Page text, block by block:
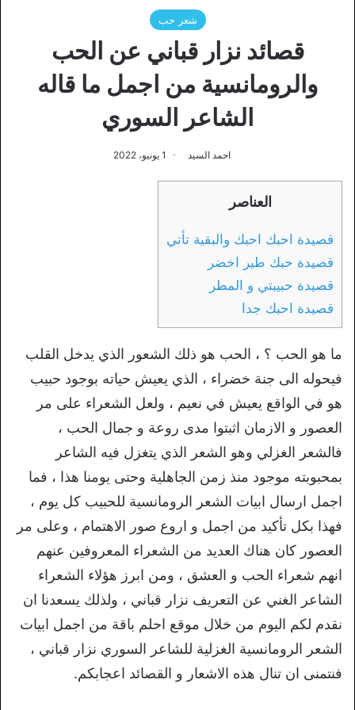
شعر حب
قصائد نزار قباني عن الحب
والرومانسية من اجمل ما قاله
الشاعر السوري
احمد السيد 1 يونيو، 2022
العناصر
قصيدة احبك احبك والبقية تأتي
قصيدة حبك طير اخضر
قصيدة حبيبتي و المطر
قصيدة احبك جدا
ما هو الحب ؟ ، الحب هو ذلك الشعور الذي يدخل القلب
فيحوله الى جنة خضراء ، الذي يعيش حياته بوجود حبيب
هو في الواقع يعيش في نعيم ، ولعل الشعراء على مر
العصور و الازمان اثبتوا مدى روعة و جمال الحب ،
فالشعر الغزلي وهو الشعر الذي يتغزل فيه الشاعر
بمحبوبته موجود منذ زمن الجاهلية وحتى يومنا هذا ، فما
اجمل ارسال ابيات الشعر الرومانسية للحبيب كل يوم ،
فهذا بكل تأكيد من اجمل و اروع صور الاهتمام ، وعلى مر
العصور كان هناك العديد من الشعراء المعروفين عنهم
انهم شعراء الحب و العشق ، ومن ابرز هؤلاء الشعراء
الشاعر الغني عن التعريف نزار قباني ، ولذلك يسعدنا ان
نقدم لكم اليوم من خلال موقع احلم باقة من اجمل ابيات
الشعر الرومانسية الغزلية للشاعر السوري نزار قباني ،
فنتمنى ان تنال هذه الاشعار و القصائد اعجابكم.